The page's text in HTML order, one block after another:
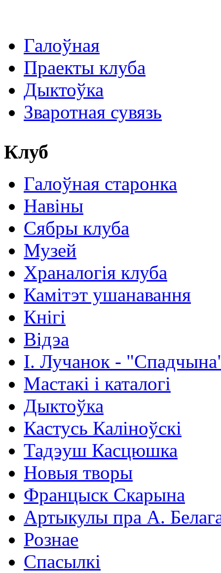
Галоўная
Праекты клуба
Дыктоўка
Зваротная сувязь
Клуб
Галоўная старонка
Навіны
Сябры клуба
Музей
Храналогія клуба
Камітэт ушанавання
Кнігі
Відэа
І. Лучанок -
Мастакі i каталогi
Дыктоўка
Кастусь Каліноўскі
Тадэуш Касцюшка
Новыя творы
Францыск Скарына
Артыкулы пра А.
Рознае
Спасылкі